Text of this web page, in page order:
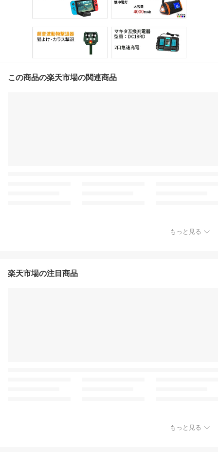
この商品の楽天市場の関連商品
もっと見る
楽天市場の注目商品
もっと見る